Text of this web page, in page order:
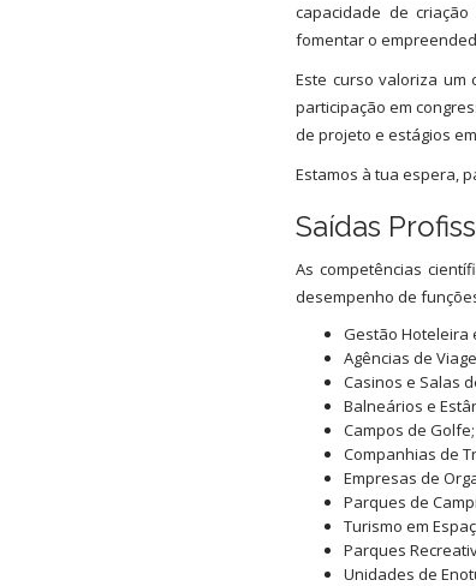
capacidade de
fomentar o
Este curso valoriza um
participação em
de projeto e estágios
Estamos à tua espera,
Saídas
As competências
desempenho de
Gestão Hoteleira
Agências de
Casinos e Salas
Balneários e
Campos de Golfe;
Companhias de
Empresas de
Parques de
Turismo em
Parques
Unidades de